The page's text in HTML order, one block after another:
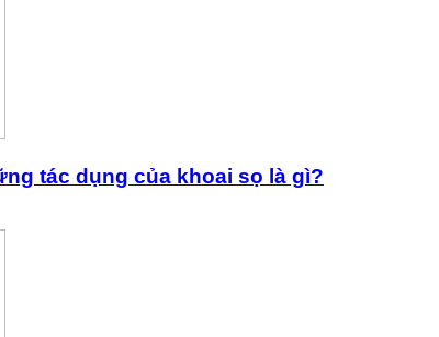
tác dụng của khoai sọ là gì?